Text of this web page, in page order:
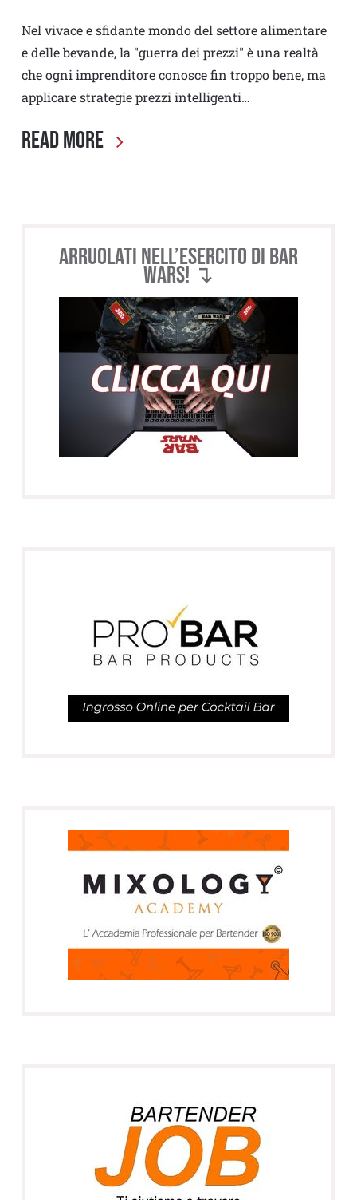
Nel vivace e sfidante mondo del settore alimentare
e delle bevande, la "guerra dei prezzi" è una realtà
che ogni imprenditore conosce fin troppo bene, ma
applicare strategie prezzi intelligenti…
Read More
Arruolati nell’esercito di BAR
WARS! ↴